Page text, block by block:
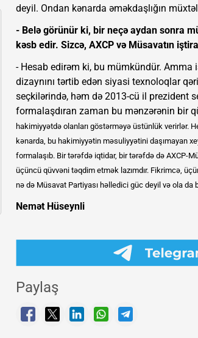
deyil. Ondan kənarda əməkdaşlığın
- Belə görünür ki, bir neçə aydan sonra
kəsb edir. Sizcə, AXCP və Müsavatın
- Hesab edirəm ki, bu mümkündür. Amma
dizaynını tərtib edən siyasi texnoloqlar
seçkilərində, həm də 2013-cü il prezident
formalaşdıran zaman bu mənzərənin bir
hakimiyyətdə olanları göstərməyə üstünlük verirlər.
kənarda, bu hakimiyyətin məsuliyyətini daşımayan
formalaşıb. Bir tərəfdə iqtidar, bir tərəfdə də AXCP-
üçüncü qüvvəni təqdim etmək lazımdır. Fikrimcə,
nə də Müsavat Partiyası həlledici güc deyil və ola
Nemət Hüseynli
Paylaş